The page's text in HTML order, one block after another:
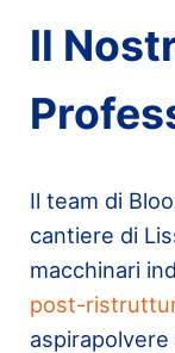
Il
Il team di
cantiere di
macchinari
post-